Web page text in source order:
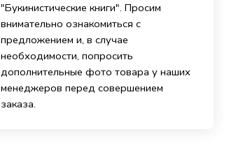
"Букинистические книги". Просим
внимательно ознакомиться с
предложением и, в случае
необходимости, попросить
дополнительные фото товара у наших
менеджеров перед совершением
заказа.